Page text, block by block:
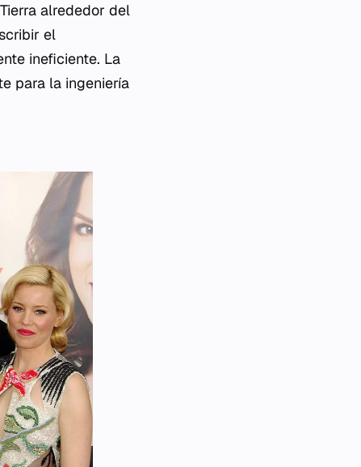
alrededor del
el
ineficiente. La
para la ingeniería